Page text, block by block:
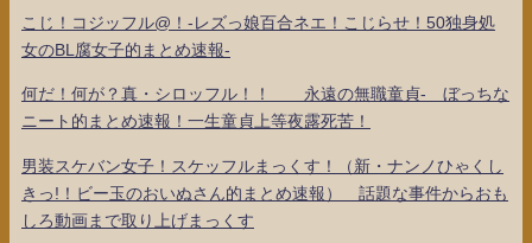
こじ！コジッフル@！-レズっ娘百合ネエ！こじらせ！50独身処
女のBL腐女子的まとめ速報-
何だ！何が？真・シロッフル！！ 永遠の無職童貞- ぼっちな
ニート的まとめ速報！一生童貞上等夜露死苦！
男装スケバン女子！スケッフルまっくす！（新・ナンノひゃくし
きっ!！ビー玉のおいぬさん的まとめ速報） 話題な事件からおも
しろ動画まで取り上げまっくす